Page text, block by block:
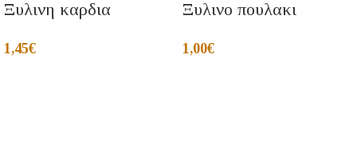
Ξυλινη καρδια
1,45€
Ξυλινο πουλακι
1,00€